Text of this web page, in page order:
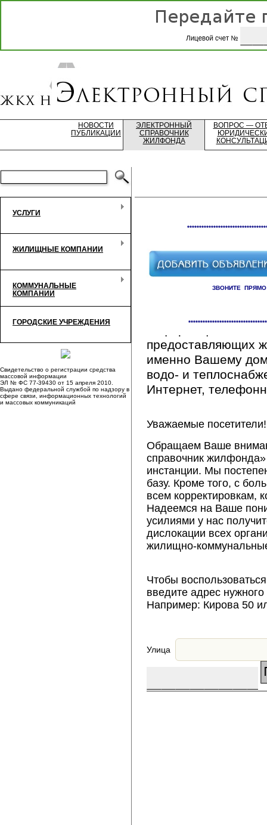
НОВОСТИ
ПУБЛИКАЦИИ
ЭЛЕКТРОННЫЙ
СПРАВОЧНИК
ЖИЛФОНДА
ВОПРОС —
УСЛУГИ
ЖИЛИЩНЫЕ КОМПАНИИ
КОММУНАЛЬНЫЕ
КОМПАНИИ
ГОРОДСКИЕ УЧРЕЖДЕНИЯ
Свидетельство о регистрации средства
массовой информации
ЭЛ № ФС 77-39430 от 15 апреля 2010.
Выдано федеральной службой по надзору в
сфере связи, информационных технологий
и массовых коммуникаций
ЗВОНИТЕ
предоставляющих
именно Вашему
водо- и
Интернет,
Уважаемые посетители!
Обращаем Ваше
справочник
инстанции. Мы
базу. Кроме того, с
всем корректировкам,
Надеемся на Ваше
усилиями у нас
дислокации всех
жилищно-
Чтобы
введите адрес
Например: Кирова 50
Улица